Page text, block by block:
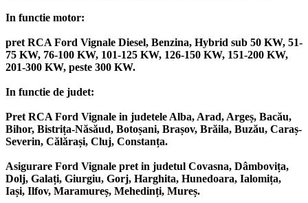
In functie motor:
pret RCA Ford Vignale Diesel, Benzina, Hybrid sub 50 KW, 51-
75 KW, 76-100 KW, 101-125 KW, 126-150 KW, 151-200 KW,
201-300 KW, peste 300 KW.
In functie de judet:
Pret RCA Ford Vignale in judetele Alba, Arad, Argeș, Bacău,
Bihor, Bistrița-Năsăud, Botoșani, Brașov, Brăila, Buzău, Caraș-
Severin, Călărași, Cluj, Constanța.
Asigurare Ford Vignale pret in judetul Covasna, Dâmbovița,
Dolj, Galați, Giurgiu, Gorj, Harghita, Hunedoara, Ialomița,
Iași, Ilfov, Maramureș, Mehedinți, Mureș.